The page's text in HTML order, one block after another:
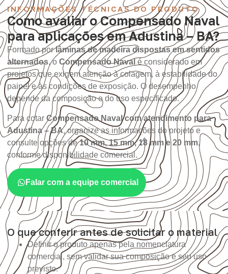
INFORMAÇÕES TÉCNICAS DO PRODUTO
Como avaliar o Compensado Naval
para aplicações em Adustina – BA?
Formado porlâminas de madeira dispostas em sentidos
alternados, o Compensado Naval é considerado em
projetos que exigem atenção à colagem, à estabilidade do
painel e às condições de exposição. O desempenho
depende da composição e do uso especificado.
Para cotar Compensado Naval com atendimento para
Adustina – BA, organize as informações do projeto e
consulte opções de10 mm, 15 mm, 18 mm e 20 mm,
conforme disponibilidade comercial.
Falar com a equipe comercial
O que conferir antes de solicitar o material
Definir o produto apenas pela nomenclatura
comercial, sem validar sua composição e seu uso
previsto.